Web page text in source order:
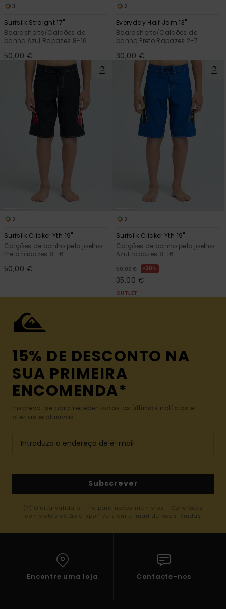
3
Surfsilk Straight 17"
Boardshorts/Calções de
banho Azul Rapazes 8-16
50,00 €
2
Everyday Half Jam 13"
Boardshorts/Calções de
banho Preto Rapazes 2-7
30,00 €
2
Surfsilk Clicker Yth 19"
Calções de banho pelo joelho
Preto rapazes 8-16
50,00 €
2
Surfsilk Clicker Yth 19"
Calções de banho pelo joelho
Azul rapazes 8-16
50,00 € 30%
35,00 €
OUTLET
15% DE DESCONTO NA
SUA PRIMEIRA
ENCOMENDA*
Inscreva-se para receber todas as últimas notícias e
ofertas exclusivas.
Subscrever
(*) Oferta válida online para novos membros - Condições
completas estão disponíveis em e-mail de boas-vindas
Encontre uma loja Contacte-nos